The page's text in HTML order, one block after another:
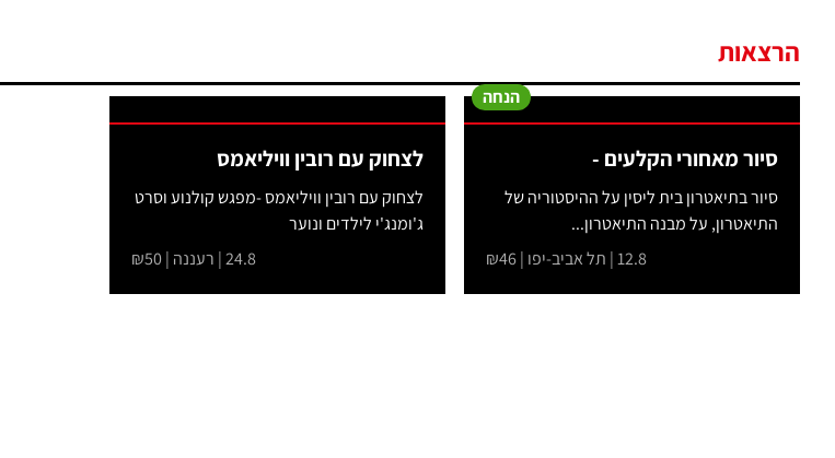
הרצאות
הנחה
סיור מאחורי הקלעים -
סיור בתיאטרון בית ליסין על ההיסטוריה של
התיאטרון, על מבנה התיאטרון...
12.8 | תל אביב-יפו | ₪46
לצחוק עם רובין וויליאמס
לצחוק עם רובין וויליאמס -מפגש קולנוע וסרט
ג'ומנג'י לילדים ונוער
24.8 | רעננה | ₪50